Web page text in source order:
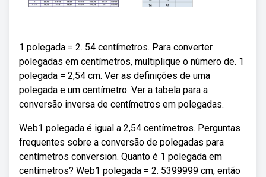
1 polegada = 2. 54 centímetros. Para converter
polegadas em centímetros, multiplique o número de. 1
polegada = 2,54 cm. Ver as definições de uma
polegada e um centímetro. Ver a tabela para a
conversão inversa de centímetros em polegadas.
Web1 polegada é igual a 2,54 centímetros. Perguntas
frequentes sobre a conversão de polegadas para
centímetros conversion. Quanto é 1 polegada em
centímetros? Web1 polegada = 2. 5399999 cm, então